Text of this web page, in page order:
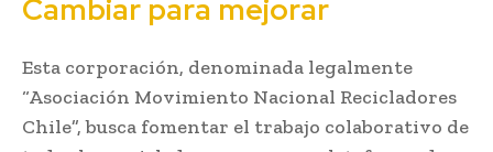
Cambiar para mejorar
Esta corporación, denominada legalmente
“Asociación Movimiento Nacional Recicladores
Chile”, busca fomentar el trabajo colaborativo de